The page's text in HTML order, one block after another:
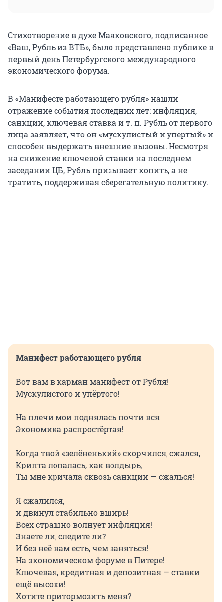
Стихотворение в духе Маяковского, подписанное
«Ваш, Рубль из ВТБ», было представлено публике в
первый день Петербургского международного
экономического форума.
В «Манифесте работающего рубля» нашли
отражение события последних лет: инфляция,
санкции, ключевая ставка и т. п. Рубль от первого
лица заявляет, что он «мускулистый и упертый» и
способен выдержать внешние вызовы. Несмотря
на снижение ключевой ставки на последнем
заседании ЦБ, Рубль призывает копить, а не
тратить, поддерживая сберегательную политику.
Манифест работающего рубля
Вот вам в карман манифест от Рубля!
Мускулистого и упёртого!
На плечи мои поднялась почти вся
Экономика распростёртая!
Когда твой «зелёненький» скорчился, сжался,
Крипта лопалась, как волдырь,
Ты мне кричала сквозь санкции — сжалься!
Я сжалился,
и двинул стабильно вширь!
Всех страшно волнует инфляция!
Знаете ли, следите ли?
И без неё нам есть, чем заняться!
На экономическом форуме в Питере!
Ключевая, кредитная и депозитная — ставки
ещё высоки!
Хотите притормозить меня?